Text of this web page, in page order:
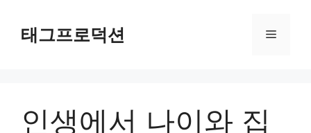
content태그프로덕션 Menu
인생에서 나이와 집